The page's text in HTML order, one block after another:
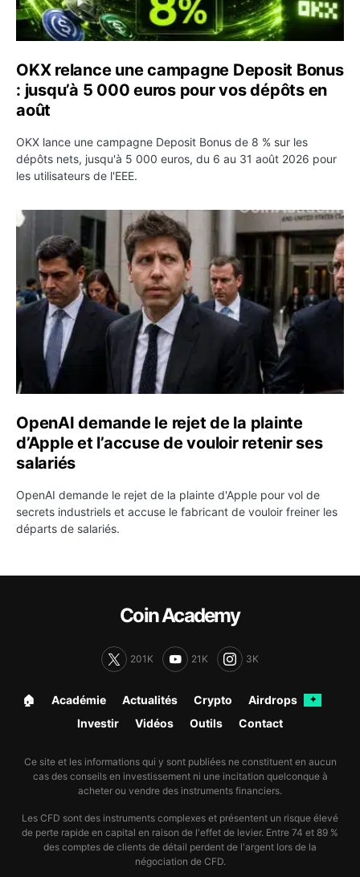
OKX relance une campagne Deposit Bonus
: jusqu’à 5 000 euros pour vos dépôts en
août
OKX lance une campagne Deposit Bonus de 8 % sur les
dépôts nets, jusqu'à 5 000 euros, du 6 au 31 août 2026 pour
les utilisateurs de l'EEE.
OpenAI demande le rejet de la plainte d’Apple et
OpenAI demande le rejet de la plainte
d’Apple et l’accuse de vouloir retenir ses
salariés
OpenAI demande le rejet de la plainte d'Apple pour vol de
secrets industriels et accuse le fabricant de vouloir freiner les
départs de salariés.
Coin Academy
201K 21K 3K
🏠︎ Académie Actualités Crypto Airdrops ✦
Investir Vidéos Outils Contact
Ce site et les informations qui y sont publiées ne constituent en aucun
cas des conseils en investissement ni une incitation quelconque à
acheter ou vendre des instruments financiers.
Les CFD sont des instruments complexes et présentent un risque élevé
de perte rapide en capital en raison de l'effet de levier. Entre 74 et 89 %
des comptes de clients de détail perdent de l'argent lors de la
négociation de CFD.